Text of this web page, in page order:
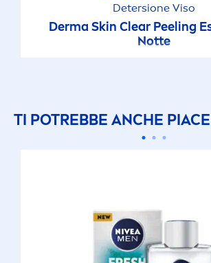
Detersione Viso
DermaSkin Clear Peeling
Notte
TI POTREBBE ANCHE